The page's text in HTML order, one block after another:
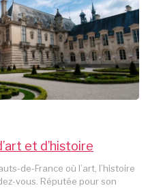
et d’histoire
de-France où l’art, l’histoire
vous. Réputée pour son